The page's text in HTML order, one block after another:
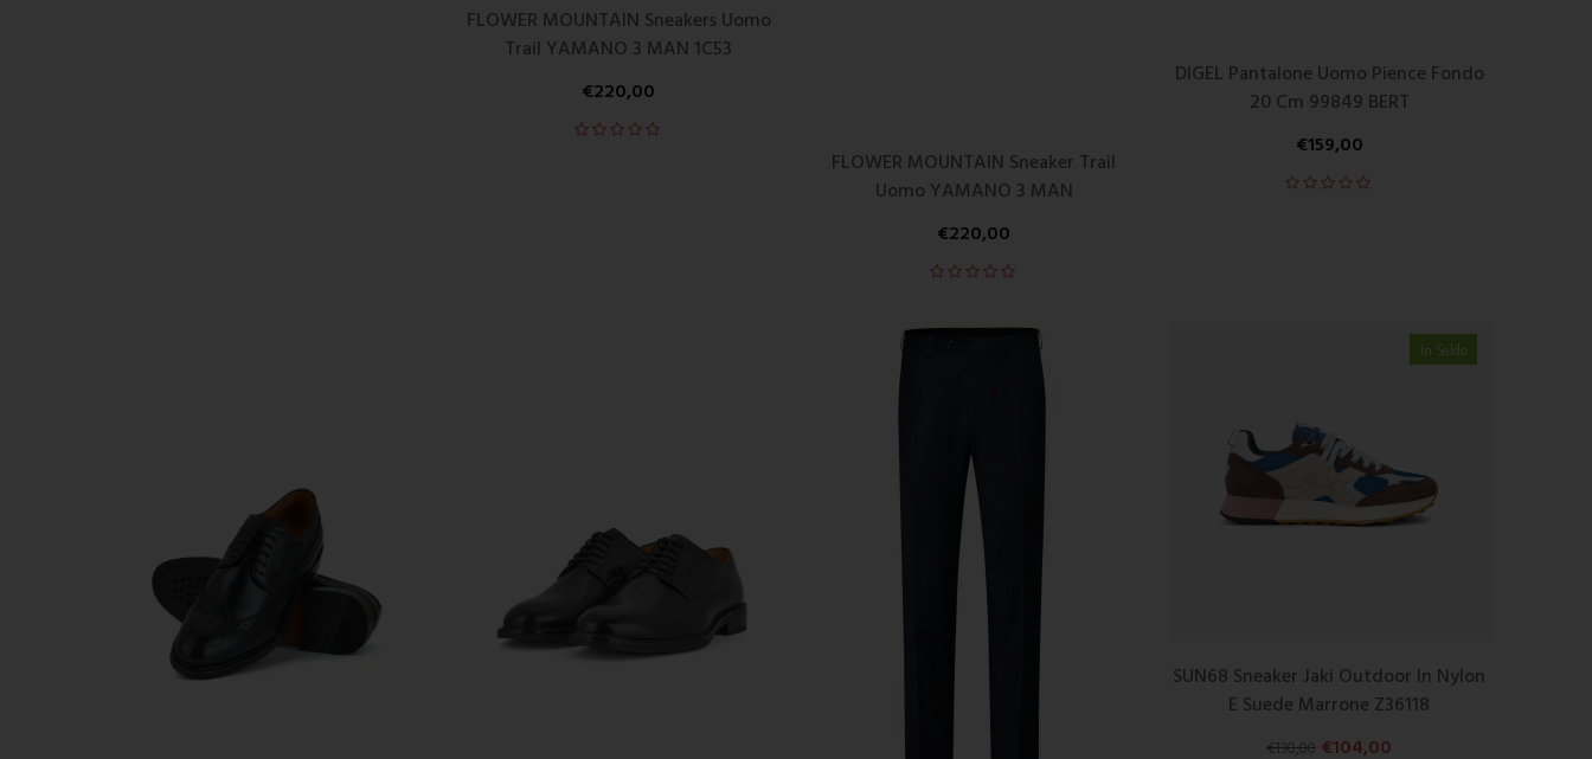
FLOWER MOUNTAIN Sneakers Uomo
Trail YAMANO 3 MAN 1C53
€220,00
FLOWER MOUNTAIN Sneaker Trail
Uomo YAMANO 3 MAN
€220,00
DIGEL Pantalone Uomo Pience Fondo
20 Cm 99849 BERT
€159,00
In Saldo
SUN68 Sneaker Jaki Outdoor In Nylon
E Suede Marrone Z36118
€130,00 €104,00